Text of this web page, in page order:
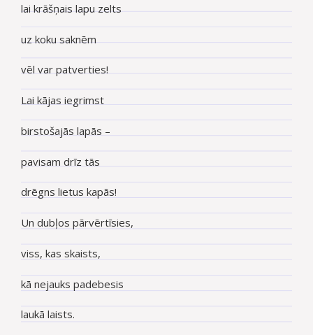
lai krāšņais lapu zelts
uz koku saknēm
vēl var patverties!
Lai kājas iegrimst
birstošajās lapās –
pavisam drīz tās
drēgns lietus kapās!
Un dubļos pārvērtīsies,
viss, kas skaists,
kā nejauks padebesis
laukā laists.